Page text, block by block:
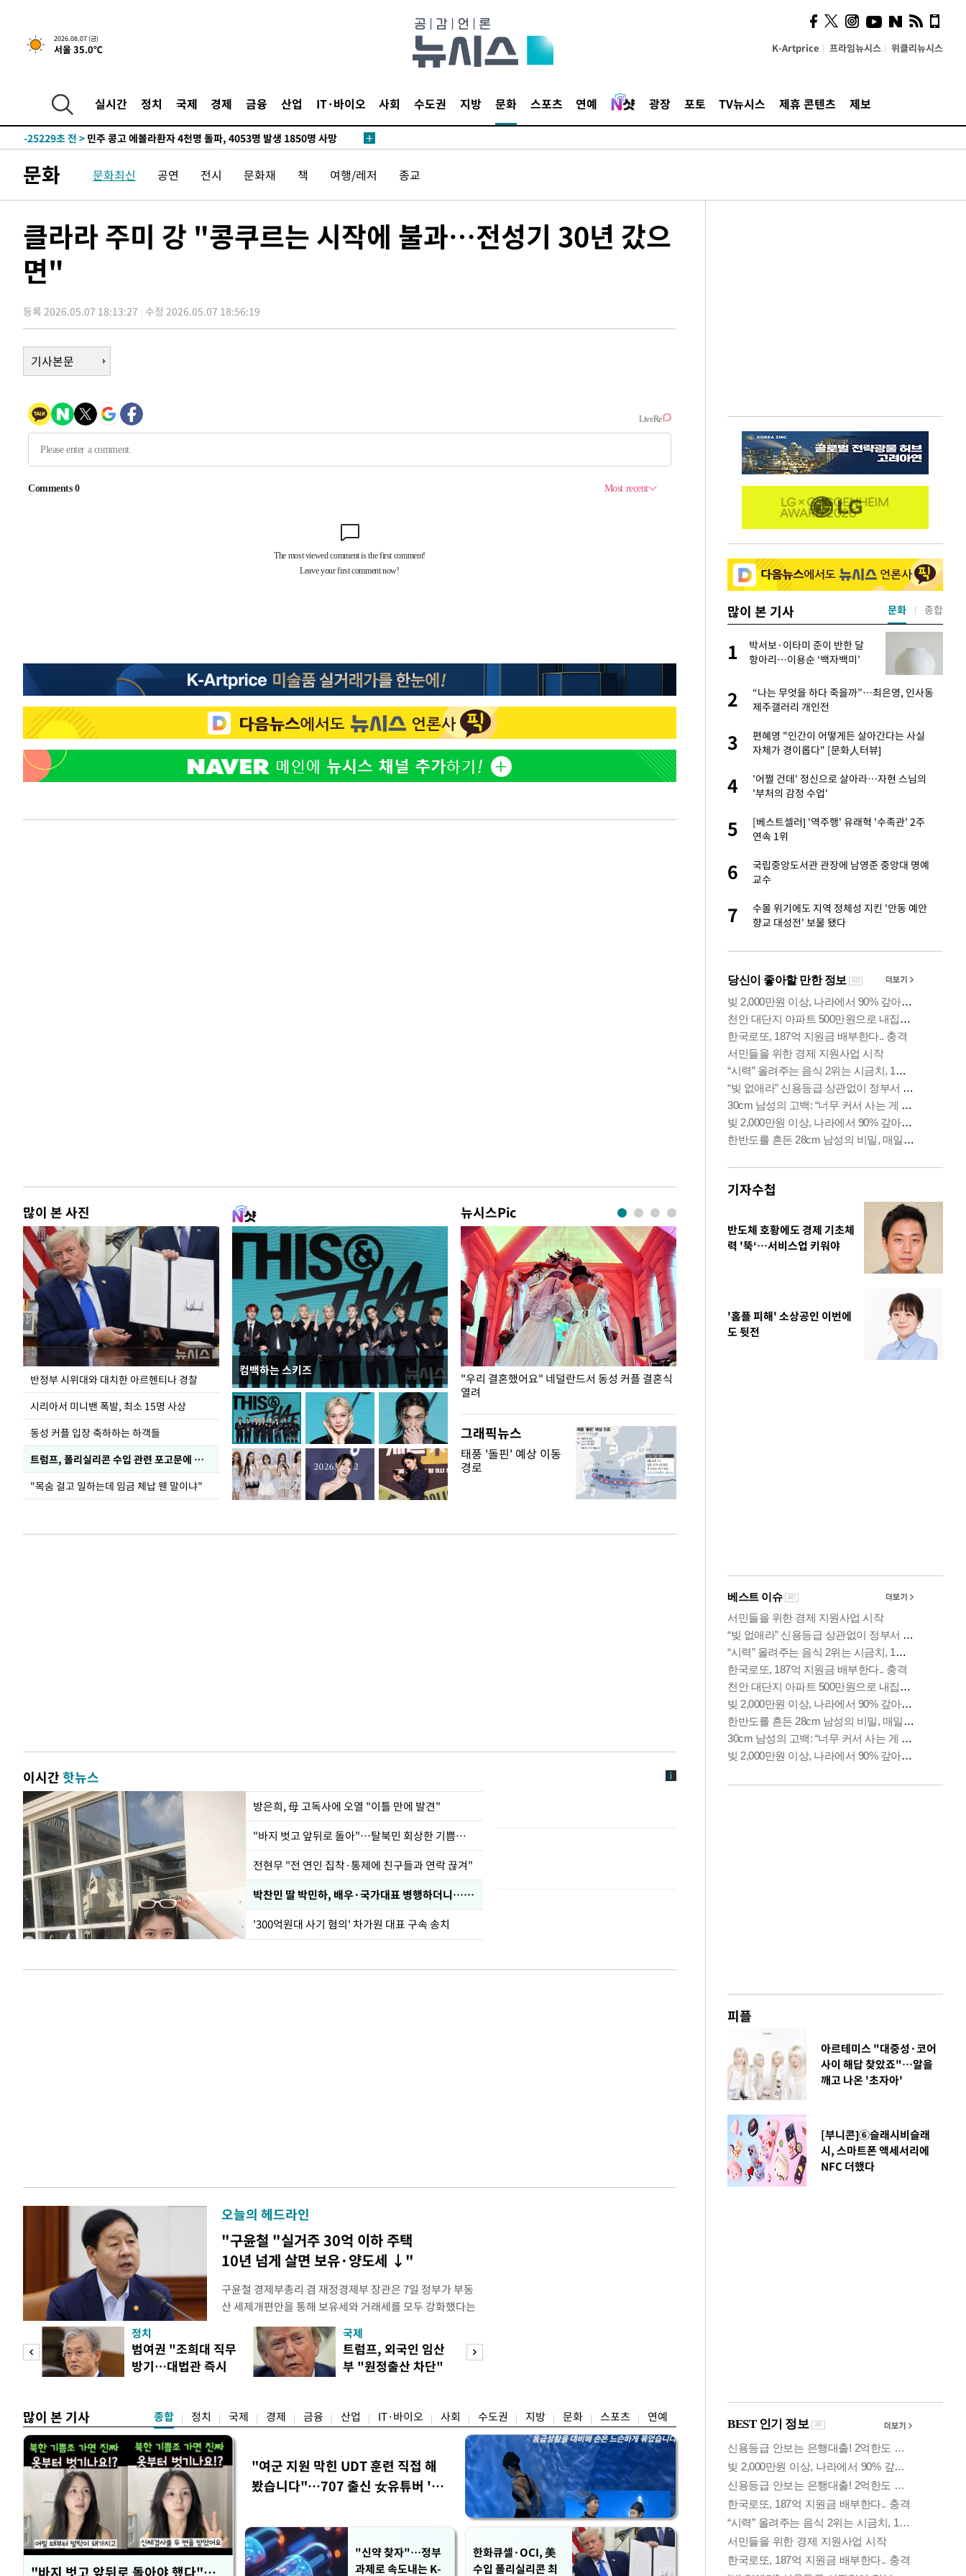
2026.08.07 (금)
서울 35.0℃ K-Artprice 프라임뉴시스 위클리뉴시스
실시간 정치 국제 경제 금융 산업 IT·바이오 사회 수도권 지방 문화 스포츠 연예 광장 포토 TV뉴시스 제휴 콘텐츠 제보
-7565초 전 >[속보] 뉴욕증시, 일제 하락 마감…나스닥 0.06%↓
-28629초 전 >
[속보]종합특검, '관저이전 봐주기 감사' 유병호 구속기소
-25229초 전 >민주 콩고 에볼라환자 4천명 돌파, 4053명 발생 1850명 사망
-24479초 전 >[속보]'300억원대 사기 혐의' 차가원 대표 구속 송치
-23673초 전 >
"미 전국적 살모네라 식중독 원인은 멕시코산 할라피뇨"-- CDC
-22186초 전 >
압수수색
-21822초 전 >[속보]원·달러 환율, 오전 9시 1423.8원
-21618초 전 >[속보]삼성전자·SK하이닉스 동반 강보합…1%대 상승 출발
-21604초 전 >
-21572초 전 >
-18737초 전 >시리아 다마스쿠스 교외에서 미니버스 폭발.. 14명 부상, 3명은 중
태
-18035초 전 >입추에도 극한더위…서울 낮 39도 '폭염중대경보'
-12999초 전 >이란, 호르무즈서 "적국 목표물들"과 대치로 남부 케슘섬에서 두차
례 큰 폭발음
-11714초 전 >
-7565초 전 >[속보] 뉴욕증시, 일제 하락 마감…나스닥 0.06%↓
-31603초 전 >[속보] 7월 중국 수출 23.9%↑ 수입 27.5%↑…무역총액
25.3%↑
-28763초 전 > [속보]'채상병 순직 책임' 임성근, 항소심도 징역 3년
-28629초 전 >[속보]종합특검, '관저이전 봐주기 감사' 유병호 구속기소
-25229초 전 >
"미 전국적 살모네라 식중독 원인은 멕시코산 할라피뇨"-- CDC
[속보]경찰·노동부, HL만도 평택사업장 끼임 사망 관련 압수수색
[속보]합수본, '투표율 허위 입력' 중앙·서울·경기도 선관위 등 9곳
-18737초 전 >
시리아 다마스쿠스 교외에서 미니버스 폭발.. 14명 부상, 3명은 중
입추에도 극한더위…서울 낮 39도 '폭염중대경보'
-12999초 전 >이란, 호르무즈서 "적국 목표물들"과 대치로 남부 케슘섬에서 두차
례 큰 폭발음
-11714초 전 > [속보]美, 폴리실리콘 수입 규제…파생제품 15% 관세, 120일 후
발효
-9865초 전 >[속보]트럼프, 美 원정출산 금지 행정명령 서명
-7565초 전 >
[속보] 뉴욕증시, 일제 하락 마감…나스닥 0.06%↓
문화 문화최신 공연 전시 문화재 책 여행/레저 종교
클라라 주미 강 "콩쿠르는 시작에 불과…전성기 30년 갔으
면"
등록 2026.05.07 18:13:27 수정 2026.05.07 18:56:19
기사본문
많이 본 사진
반정부 시위대와 대치한 아르헨티나 경찰
시리아서 미니밴 폭발, 최소 15명 사상
동성 커플 입장 축하하는 하객들
트럼프, 폴리실리콘 수입 관련 포고문에 서명
"목숨 걸고 일하는데 임금 체납 웬 말이냐"
컴백하는 스키즈
뉴시스Pic
입추 코앞인데 전국엔 찜통 더위
"우리 결혼했어요" 네덜란드서 동성 커플 결혼식
열려
그래픽뉴스
태풍 '돌핀' 예상 이동
경로
이시간핫뉴스
방은희, 母 고독사에 오열 "이틀 만에 발견"
"바지 벗고 앞뒤로 돌아"…탈북민 회상한 기쁨조 검사
전현무 "전 연인 집착·통제에 친구들과 연락 끊겨"
박찬민 딸 박민하, 배우·국가대표 병행하더니…근황이
'300억원대 사기 혐의' 차가원 대표 구속 송치
오늘의 헤드라인
"구윤철 "실거주 30억 이하 주택
10년 넘게 살면 보유·양도세 ↓"
구윤철 경제부총리 겸 재정경제부 장관은 7일 정부가 부동
산 세제개편안을 통해 보유세와 거래세를 모두 강화했다는
지적에 대해 "사는(실거주) 30억원 이하 주택은 보유세도 줄
어들고 나중에 팔 때 양도세도 줄어든다"고 설명했다. 구 부
총리는 이날 오전 MBC 라디오 '김종배의 시선집중'과의 인
터뷰에서 "이게(30억원 이하 주택이) 99% 정도 된다.
정치
범여권 "조희대 직무
방기…대법관 즉시
국제
트럼프, 외국인 임산
부 "원정출산 차단"
많이 본 기사 종합 정치 국제 경제 금융 산업 IT·바이오 사회 수도권 지방 문화 스포츠 연예
"바지 벗고 앞뒤로 돌아야 했다"…
"여군 지원 막힌 UDT 훈련 직접 해
봤습니다"…707 출신 女유튜버 '완
"신약 찾자"…정부
과제로 속도내는 K-
한화큐셀·OCI, 美
수입 폴리실리콘 최
많이 본 기사
검사 수치심 회상
2
"여군 지원 막힌 UDT 훈련 직접 해봤습니
다"…707 출신 女유튜버 '완벽 소화'
3
"신약 찾자"…정부 과제로 속도내는 K-제약
바이오
4
한화큐셀·OCI, 美 수입 폴리실리콘 최저가
5
"한강수영장, 문신 노출 이용객 제한을" vs
1
박서보·이타미 준이 반한 달
항아리…이용순 ‘백자백미’
2
“나는 무엇을 하다 죽을까”…최은영, 인사동
제주갤러리 개인전
3
편혜영 "인간이 어떻게든 살아간다는 사실
자체가 경이롭다" [문화人터뷰]
4
'어쩔 건데' 정신으로 살아라…자현 스님의
'부처의 감정 수업'
5
[베스트셀러] '역주행' 유래혁 '수족관' 2주
연속 1위
6
국립중앙도서관 관장에 남영준 중앙대 명예
교수
7
수몰 위기에도 지역 정체성 지킨 '안동 예안
향교 대성전' 보물 됐다
문화 종합
기자수첩
반도체 호황에도 경제 기초체
력 '뚝‘…서비스업 키워야
'홈플 피해' 소상공인 이번에
도 뒷전
피플
아르테미스 "대중성·코어
사이 해답 찾았죠"…알을
깨고 나온 '초자아'
[부니콘]⑥슬래시비슬래
시, 스마트폰 액세서리에
NFC 더했다